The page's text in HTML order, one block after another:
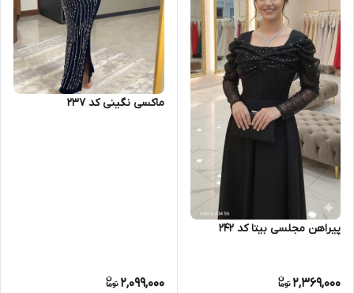
پیراهن مجلسی بیتا کد 242
2,369,000
ماکسی نگینی کد 237
2,099,000